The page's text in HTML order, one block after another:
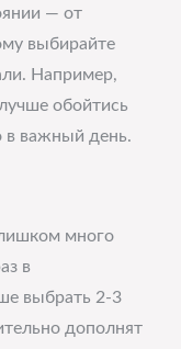
— от
выбирайте
Например,
обойтись
в важный день.
много
в
выбрать 2-3
дополнят